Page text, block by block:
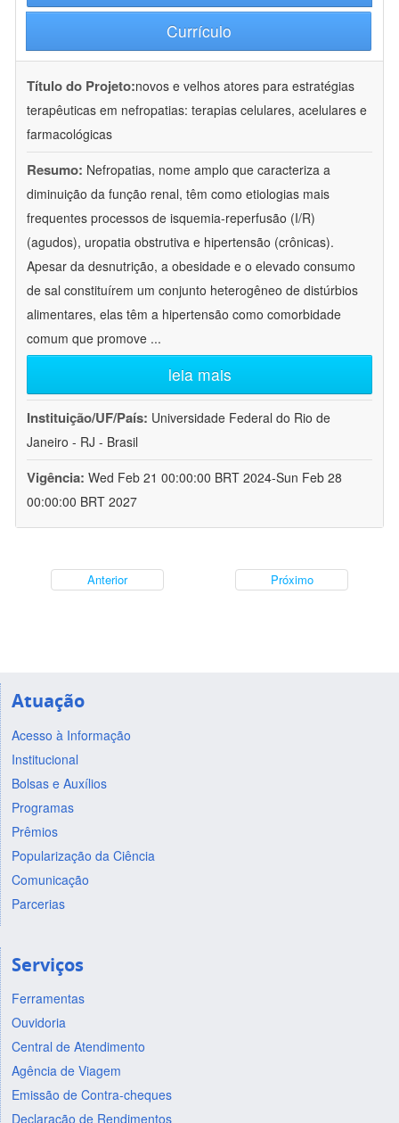
Currículo
Título do Projeto:novos e velhos atores para estratégias
terapêuticas em nefropatias: terapias celulares, acelulares e
farmacológicas
Resumo: Nefropatias, nome amplo que caracteriza a
diminuição da função renal, têm como etiologias mais
frequentes processos de isquemia-reperfusão (I/R)
(agudos), uropatia obstrutiva e hipertensão (crônicas).
Apesar da desnutrição, a obesidade e o elevado consumo
de sal constituírem um conjunto heterogêneo de distúrbios
alimentares, elas têm a hipertensão como comorbidade
comum que promove ...
leia mais
Instituição/UF/País: Universidade Federal do Rio de
Janeiro - RJ - Brasil
Vigência: Wed Feb 21 00:00:00 BRT 2024-Sun Feb 28
00:00:00 BRT 2027
Anterior Próximo
Atuação
Acesso à Informação
Institucional
Bolsas e Auxílios
Programas
Prêmios
Popularização da Ciência
Comunicação
Parcerias
Serviços
Ferramentas
Ouvidoria
Central de Atendimento
Agência de Viagem
Emissão de Contra-cheques
Declaração de Rendimentos